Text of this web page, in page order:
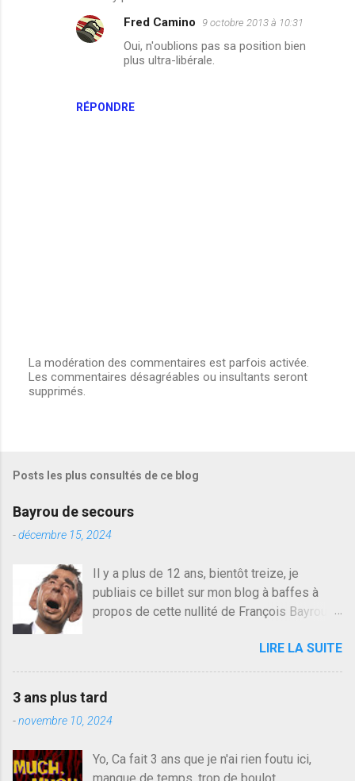
RÉPONDRE
Fred Camino 9 octobre 2013 à 10:31
Oui, n'oublions pas sa position bien
plus ultra-libérale.
E
n
t
e
r
u
m
m
e
n
r
e
La modération des commentaires est parfois activée.
Les commentaires désagréables ou insultants seront
supprimés.
Posts les plus consultés de ce blog
Bayrou de secours
-décembre 15, 2024
Il y a plus de 12 ans, bientôt treize, je
publiais ce billet sur mon blog à baffes à
propos de cette nullité de François Bayrou. Il
quelqu'un, je ne parle pas des couples mais
des amis ou des valeurs dans lesquels on
croit. François Bayrou est en passe de
devenir le traite d'une partie de son électorat
et c'est par la presse qu'on l'apprend. On
plus proche de Sarkozy que de Hollande,
LIRE LA SUITE
3 ans plus tard
-novembre 10, 2024
Yo, Ca fait 3 ans que je n'ai rien foutu ici,